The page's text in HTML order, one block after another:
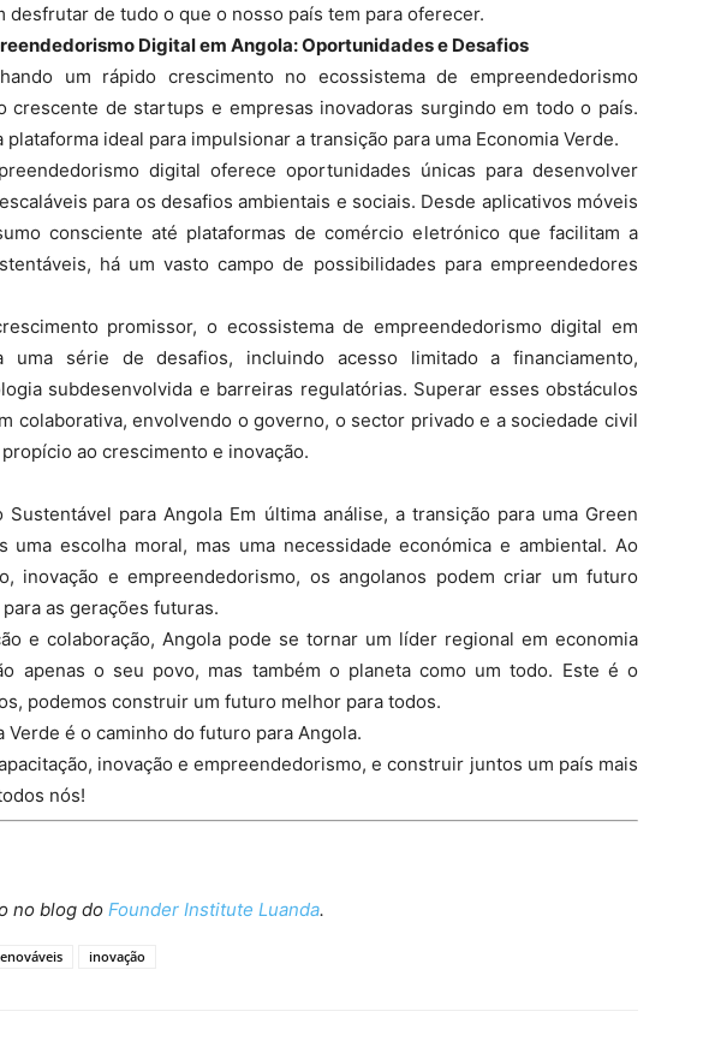
desfrutar de tudo o que o nosso país tem para oferecer.
Digital em Angola: Oportunidades e Desafios
um rápido crescimento no ecossistema de empreendedorismo
crescente de startups e empresas inovadoras surgindo em todo o país.
ideal para impulsionar a transição para uma Economia Verde.
digital oferece oportunidades únicas para desenvolver
para os desafios ambientais e sociais. Desde aplicativos móveis
consciente até plataformas de comércio eletrónico que facilitam a
há um vasto campo de possibilidades para empreendedores
promissor, o ecossistema de empreendedorismo digital em
uma série de desafios, incluindo acesso limitado a financiamento,
subdesenvolvida e barreiras regulatórias. Superar esses obstáculos
colaborativa, envolvendo o governo, o sector privado e a sociedade civil
ao crescimento e inovação.
Sustentável para Angola Em última análise, a transição para uma Green
uma escolha moral, mas uma necessidade económica e ambiental. Ao
inovação e empreendedorismo, os angolanos podem criar um futuro
as gerações futuras.
e colaboração, Angola pode se tornar um líder regional em economia
apenas o seu povo, mas também o planeta como um todo. Este é o
podemos construir um futuro melhor para todos.
Verde é o caminho do futuro para Angola.
inovação e empreendedorismo, e construir juntos um país mais
nós!
no blog do Founder Institute Luanda.
inovação